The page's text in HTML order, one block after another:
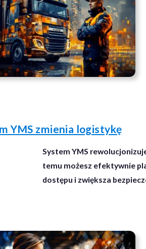
YMS zmienia logistykę
System YMS
temu możesz efektywnie
dostępu i zwiększa